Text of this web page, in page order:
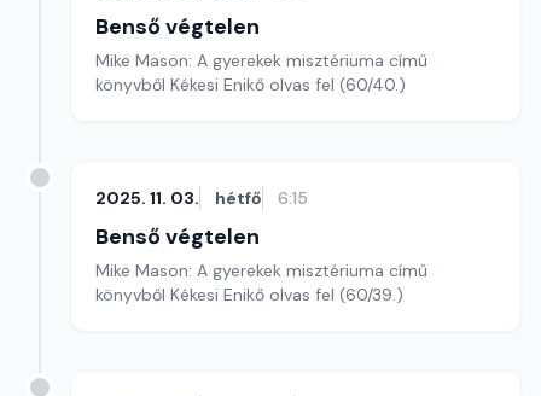
Benső végtelen
Mike Mason: A gyerekek misztériuma című
könyvből Kékesi Enikő olvas fel (60/40.)
2025. 11. 03. hétfő 6:15
Benső végtelen
Mike Mason: A gyerekek misztériuma című
könyvből Kékesi Enikő olvas fel (60/39.)